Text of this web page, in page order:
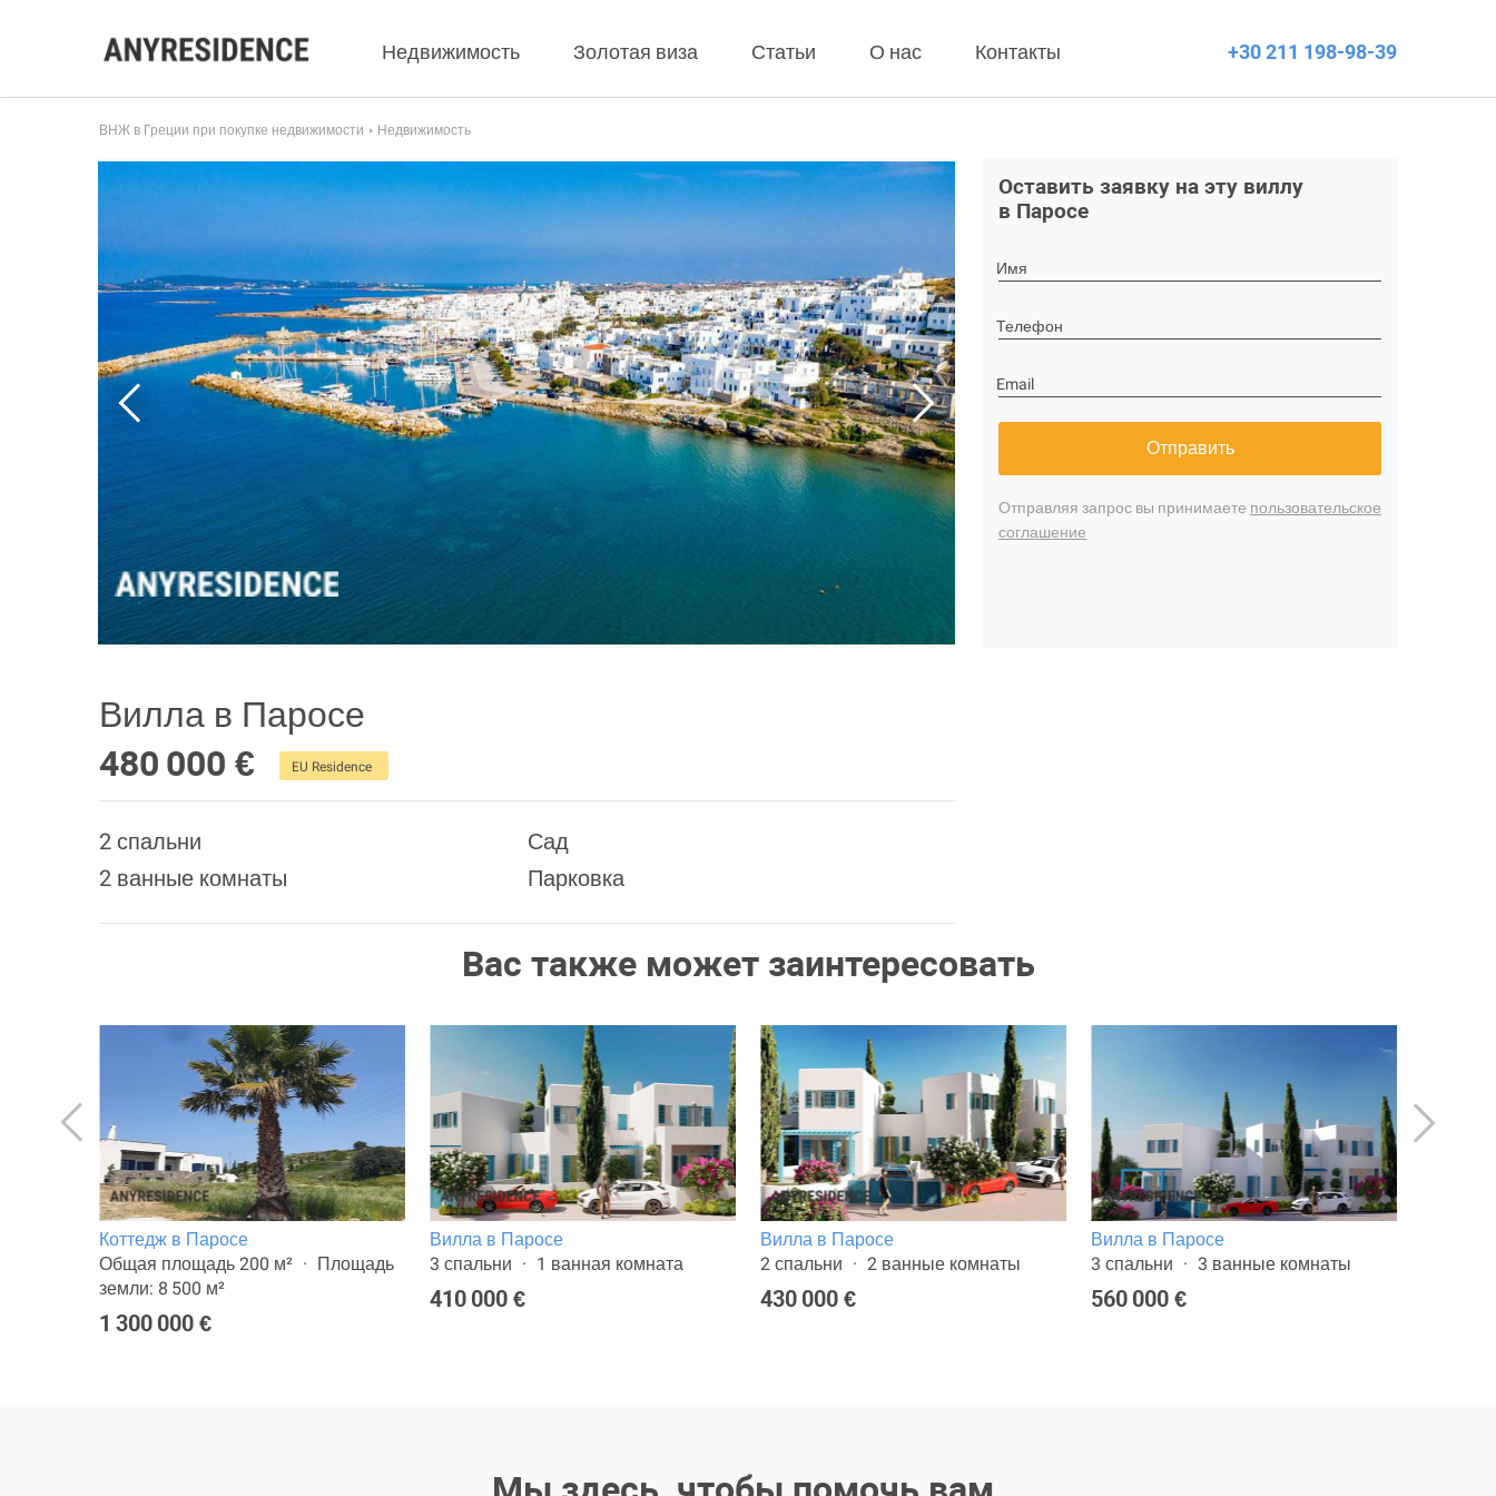
Недвижимость Золотая виза Статьи О нас Контакты +30 211 198-98-39
ВНЖ в Греции при покупке недвижимости Недвижимость
Оставить заявку на эту виллу
в Паросе
Имя
Телефон
Email
Отправить
Отправляя запрос вы принимаете пользовательское
соглашение
Вилла в Паросе
480 000 €
EU Residence
2 спальни
2 ванные комнаты
Сад
Парковка
Вас также может заинтересовать
Коттедж в Паросе
Общая площадь 200 м²
Площадь
земли: 8 500 м²
1 300 000 €
Вилла в Паросе
3 спальни
1 ванная комната
410 000 €
Вилла в Паросе
2 спальни
2 ванные комнаты
430 000 €
Вилла в Паросе
3 спальни
3 ванные комнаты
560 000 €